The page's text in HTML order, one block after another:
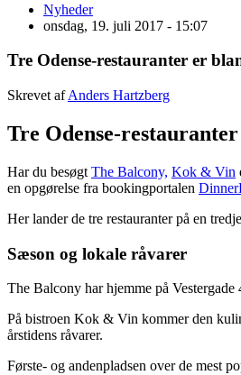
Nyheder
onsdag, 19. juli 2017 - 15:07
Tre Odense-restauranter er
Skrevet afAnders Hartzberg
Tre Odense-
Har du besøgt The Balcony, Kok & Vin
en opgørelse fra bookingportalen
Her lander de tre restauranter på en
Sæson og lokale råvarer
The Balcony har hjemme på
På bistroen Kok & Vin kommer den
årstidens råvarer.
Første- og andenpladsen over de mest